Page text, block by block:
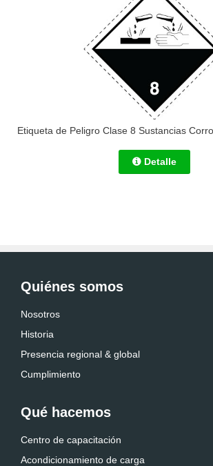
Etiqueta de Peligro Clase 8 Sustancias
Detalle
Quiénes somos
Nosotros
Historia
Presencia regional & global
Cumplimiento
Qué hacemos
Centro de capacitación
Acondicionamiento de carga